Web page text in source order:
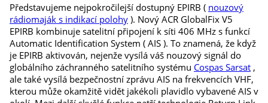
Představujeme nejpokročilejší dostupný EPIRB ( nouzový
rádiomaják s indikací polohy ). Nový ACR GlobalFix V5
EPIRB kombinuje satelitní připojení k síti 406 MHz s funkcí
Automatic Identification System ( AIS ). To znamená, že když
je EPIRB aktivován, nejenže vysílá váš nouzový signál do
globálního záchranného satelitního systému Cospas Sarsat ,
ale také vysílá bezpečnostní zprávu AIS na frekvencích VHF,
kterou může okamžitě vidět jakékoli plavidlo vybavené AIS v